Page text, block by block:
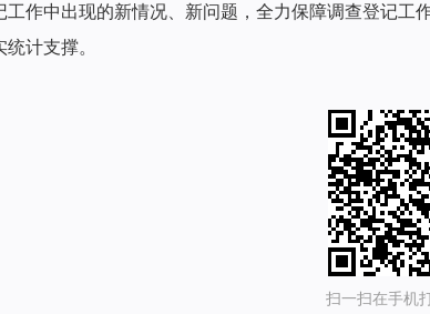
作中出现的新情况、新问题，全力保障调查登记
计支撑。
扫一扫在手机